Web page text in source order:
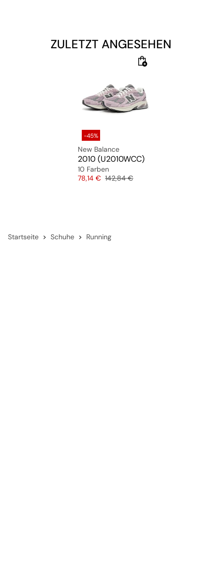
ZULETZT ANGESEHEN
-45%
New Balance
2010 (U2010WCC)
10 Farben
Preis
78,14 € Originalpreis
142,84 €
Startseite Schuhe Running